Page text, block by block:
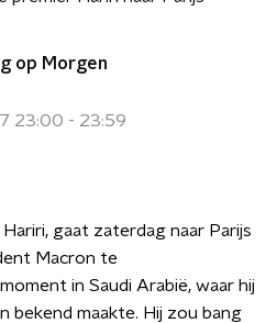
op Morgen
23:00 - 23:59
gaat zaterdag naar Parijs
Macron te
in Saudi Arabië, waar hij
bekend maakte. Hij zou bang